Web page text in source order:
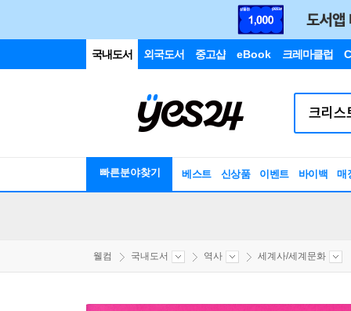
국내도서 외국도서 중고샵 eBook 크레마클럽
빠른분야찾기 베스트 신상품 이벤트 바이백 매
웰컴 국내도서 역사 세계사/세계문화